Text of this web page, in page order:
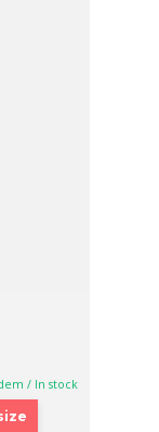
/ In stock